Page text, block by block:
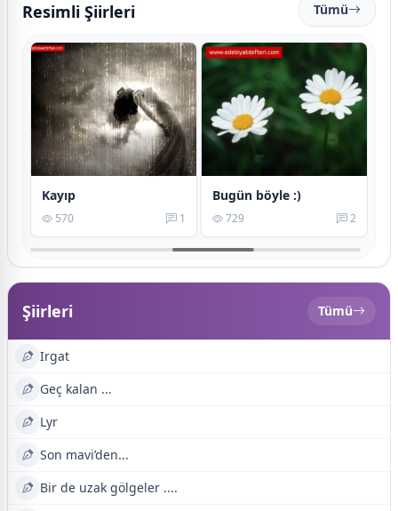
Resimli Şiirleri Tümü
Kayıp
570 1
Bugün böyle :)
729 2
Şiirleri Tümü
Irgat
Geç kalan ...
Lyr
Son mavi’den...
Bir de uzak gölgeler ....